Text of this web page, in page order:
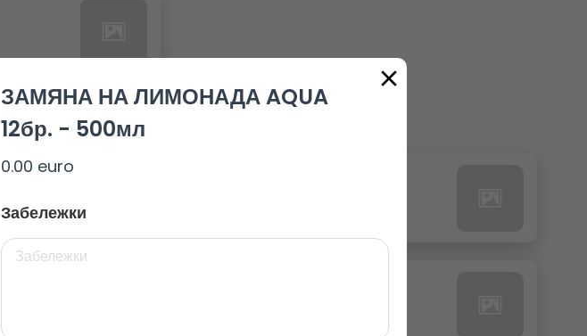
ЗАМЯНА НА ЛИМОНАДА AQUA
12бр. - 500мл
0.00 euro
Забележки